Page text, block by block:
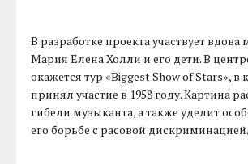
В разработке проекта участвует вдова
Мария Елена Холли и его дети. В
окажется тур «Biggest Show of Stars»,
принял участие в 1958 году. Картина
гибели музыканта, а также уделит
его борьбе с расовой дискриминацией.